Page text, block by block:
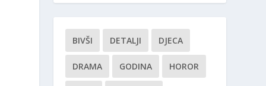
BIVŠI DETALJI DJECA
DRAMA GODINA HOROR